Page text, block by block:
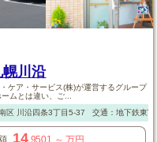
幌川沿
ケア・サービス(株)が運営するグループ
ムとは違い、ご...
区川沿四条3丁目5-37 交通：地下鉄東
14